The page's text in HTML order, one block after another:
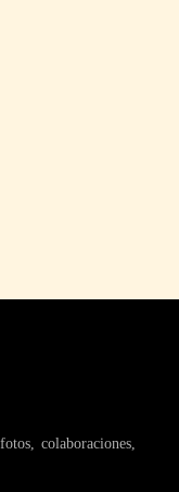
colaboraciones,